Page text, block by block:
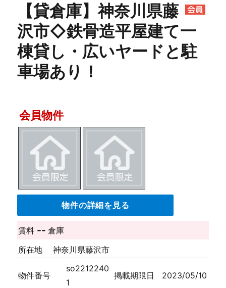
【貸倉庫】神奈川県藤
沢市◇鉄骨造平屋建て一
棟貸し・広いヤードと駐
車場あり！
会員物件
物件の詳細を見る
賃料 --倉庫
所在地
神奈川県藤沢市
物件番号
so2212240
1
掲載期限日 2023/05/10